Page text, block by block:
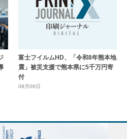
富士フイルムHD、「令和8年熊本地
震」被災支援で熊本県に5千万円寄
付
08月06日